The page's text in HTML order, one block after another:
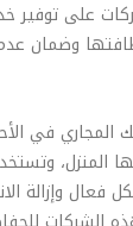
على توفير
وضمان
في
المنزل،
فعال وإزالة